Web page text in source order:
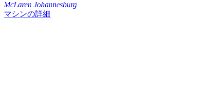
McLaren Johannesburg
マシンの詳細